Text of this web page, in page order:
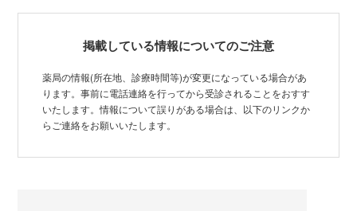
掲載している情報についてのご注意
薬局の情報(所在地、診療時間等)が変更になっている場合があ
ります。事前に電話連絡を行ってから受診されることをおすす
いたします。情報について誤りがある場合は、以下のリンクか
らご連絡をお願いいたします。